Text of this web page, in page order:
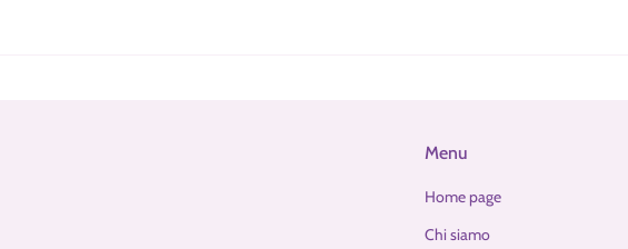
Menu
Home page
Chi siamo